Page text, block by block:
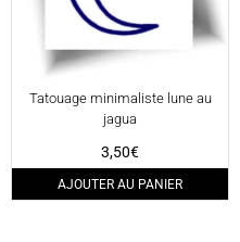
Tatouage minimaliste lune au
jagua
3,50€
AJOUTER AU PANIER